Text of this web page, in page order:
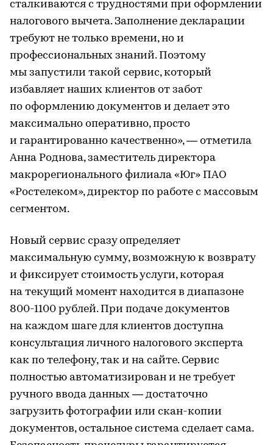
сталкиваются с трудностями при оформлении
налогового вычета. Заполнение декларации
требуют не только времени, но и
профессиональных знаний. Поэтому
мы запустили такой сервис, который
избавляет наших клиентов от забот
по оформлению документов и делает это
максимально оперативно, просто
и гарантированно качественно», — отметила
Анна Роднова, заместитель директора
макрорегионального филиала «Юг» ПАО
«Ростелеком», директор по работе с массовым
сегментом.
Новый сервис сразу определяет
максимальную сумму, возможную к возврату
и фиксирует стоимость услуги, которая
на текущий момент находится в диапазоне
800-1100 рублей. При подаче документов
на каждом шаге для клиентов доступна
консультация личного налогового эксперта
как по телефону, так и на сайте. Сервис
полностью автоматизирован и не требует
ручного ввода данных — достаточно
загрузить фотографии или скан-копии
документов, остальное система сделает сама.